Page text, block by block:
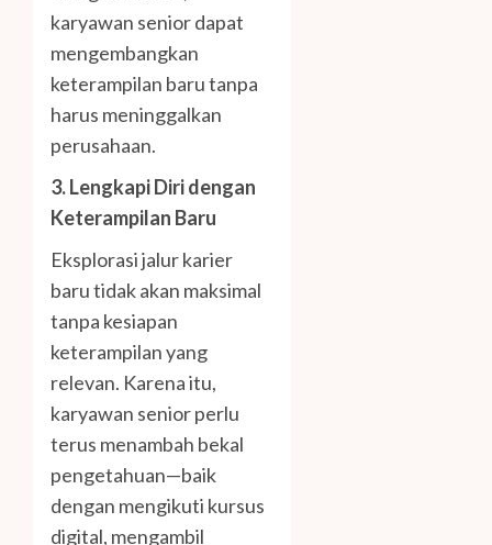
karyawan senior dapat
mengembangkan
keterampilan baru tanpa
harus meninggalkan
perusahaan.
3. Lengkapi Diri dengan
Keterampilan Baru
Eksplorasi jalur karier
baru tidak akan maksimal
tanpa kesiapan
keterampilan yang
relevan. Karena itu,
karyawan senior perlu
terus menambah bekal
pengetahuan—baik
dengan mengikuti kursus
digital, mengambil